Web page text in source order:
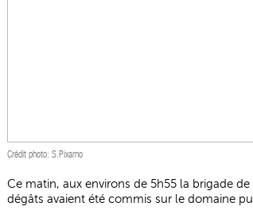
Crédit photo: S.Pixarno
Ce matin, aux environs de 5h55 la brigade
dégâts avaient été commis sur le domaine